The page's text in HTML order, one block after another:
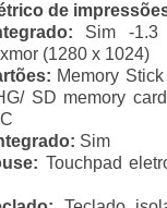
de
Sim -1.3
(1280 x 1024)
Memory
SD memory
Sim
Touchpad